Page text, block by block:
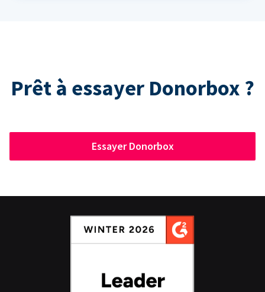
Prêt à essayer Donorbox ?
Essayer Donorbox